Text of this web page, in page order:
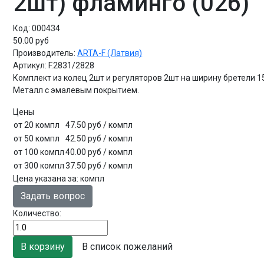
Код:000434
50.00 руб
Производитель:ARTA-F (Латвия)
Артикул:F.2831/2828
Комплект из колец 2шт и регуляторов 2шт на ширину бретели
Металл с эмалевым покрытием.
Цены
от 20 компл
47.50 руб/ компл
от 50 компл
42.50 руб/ компл
от 100 компл 40.00 руб/ компл
от 300 компл 37.50 руб/ компл
Цена указана за:компл
Задать вопрос
Количество:
В список пожеланий